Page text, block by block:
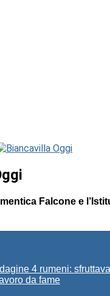
Falcone e
4 rumeni:
da fame